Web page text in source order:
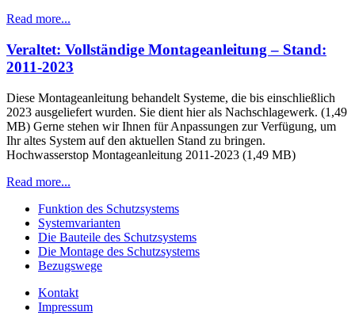
Read more...
Veraltet: Vollständige Montageanleitung – Stand:
2011-2023
Diese Montageanleitung behandelt Systeme, die bis einschließlich
2023 ausgeliefert wurden. Sie dient hier als Nachschlagewerk. (1,49
MB) Gerne stehen wir Ihnen für Anpassungen zur Verfügung, um
Ihr altes System auf den aktuellen Stand zu bringen.
Hochwasserstop Montageanleitung 2011-2023 (1,49 MB)
Read more...
Funktion des Schutzsystems
Systemvarianten
Die Bauteile des Schutzsystems
Die Montage des Schutzsystems
Bezugswege
Kontakt
Impressum